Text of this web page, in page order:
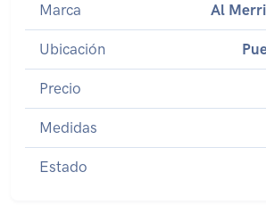
Marca Al
Ubicación
Precio
Medidas
Estado